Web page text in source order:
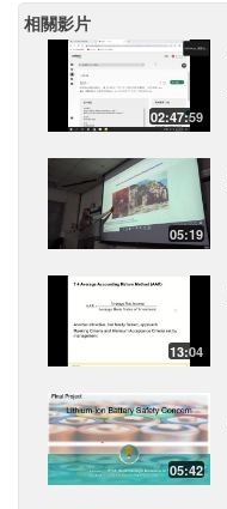
相關影片
02:47:59
05:19
13:04
05:42